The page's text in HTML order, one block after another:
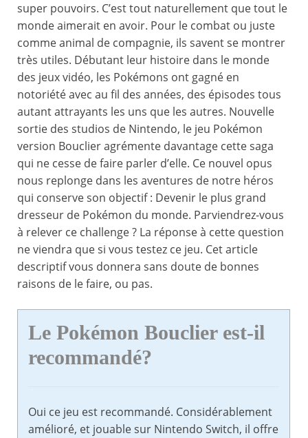
super pouvoirs. C’est tout naturellement que tout le
monde aimerait en avoir. Pour le combat ou juste
comme animal de compagnie, ils savent se montrer
très utiles. Débutant leur histoire dans le monde
des jeux vidéo, les Pokémons ont gagné en
notoriété avec au fil des années, des épisodes tous
autant attrayants les uns que les autres. Nouvelle
sortie des studios de Nintendo, le jeu Pokémon
version Bouclier agrémente davantage cette saga
qui ne cesse de faire parler d’elle. Ce nouvel opus
nous replonge dans les aventures de notre héros
qui conserve son objectif : Devenir le plus grand
dresseur de Pokémon du monde. Parviendrez-vous
à relever ce challenge ? La réponse à cette question
ne viendra que si vous testez ce jeu. Cet article
descriptif vous donnera sans doute de bonnes
raisons de le faire, ou pas.
Le Pokémon Bouclier est-il
recommandé?
Oui ce jeu est recommandé. Considérablement
amélioré, et jouable sur Nintendo Switch, il offre